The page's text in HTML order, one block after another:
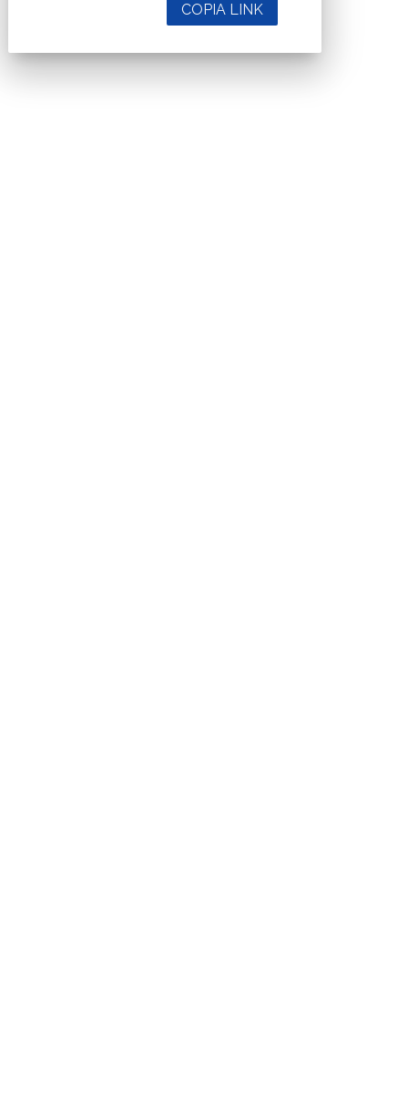
COPIA LINK